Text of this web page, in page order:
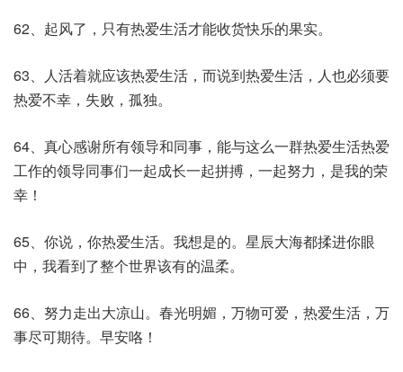
62、起风了，只有热爱生活才能收货快乐的果实。
63、人活着就应该热爱生活，而说到热爱生活，人也必须要
热爱不幸，失败，孤独。
64、真心感谢所有领导和同事，能与这么一群热爱生活热爱
工作的领导同事们一起成长一起拼搏，一起努力，是我的荣
幸！
65、你说，你热爱生活。我想是的。星辰大海都揉进你眼
中，我看到了整个世界该有的温柔。
66、努力走出大凉山。春光明媚，万物可爱，热爱生活，万
事尽可期待。早安咯！